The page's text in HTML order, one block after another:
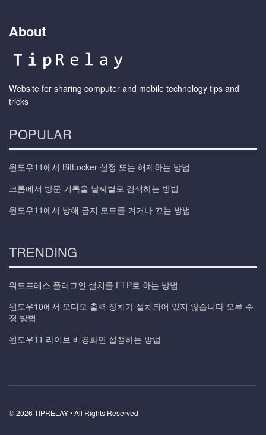
About
Website for sharing computer and mobile technology tips and
tricks
POPULAR
윈도우11에서 BitLocker 설정 또는 해제하는 방법
크롬에서 방문 기록을 날짜별로 검색하는 방법
윈도우11에서 방해 금지 모드를 켜거나 끄는 방법
TRENDING
워드프레스 플러그인 설치를 FTP로 하는 방법
윈도우10에서 오디오 출력 장치가 설치되어 있지 않습니다 오류 수
정 방법
윈도우11 라이브 배경화면 설정하는 방법
© 2026 TIPRELAY • All Rights Reserved